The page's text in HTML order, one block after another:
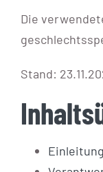
Die
Stand:
Einleitung